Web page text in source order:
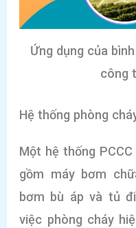
Ứng dụng của
công
Hệ thống phòng
Một hệ thống
gồm máy bơm
bơm bù áp và tủ
việc phòng cháy